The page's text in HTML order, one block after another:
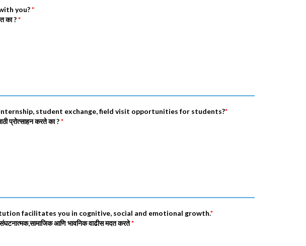
you?*
का ?*
student exchange, field visit opportunities for students?*
प्रोत्साहन करते का ?*
facilitates you in cognitive, social and emotional growth.*
संघटनात्मक,सामाजिक आणि भावनिक वाढीस मदत करते*